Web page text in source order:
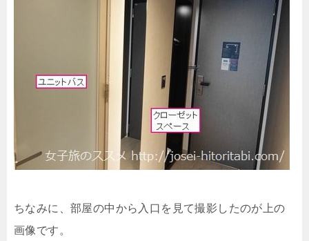
ちなみに、部屋の中から入口を見て撮影したのが上の
画像です。